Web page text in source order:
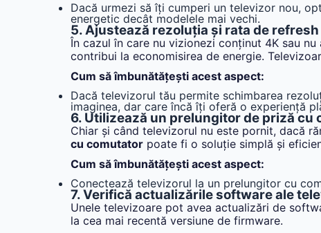
Dacă urmezi să îți cumperi un televizor nou,
energetic decât modelele mai vechi.
5. Ajustează rezoluția și rata de refresh
În cazul în care nu vizionezi conținut 4K sau
contribui la economisirea de energie.
Cum să îmbunătățești acest aspect:
Dacă televizorul tău permite schimbarea
imaginea, dar care încă îți oferă o experiență
6. Utilizează un prelungitor de priză cu
Chiar și când televizorul nu este pornit, dacă
cu comutator poate fi o soluție simplă și
Cum să îmbunătățești acest aspect:
Conectează televizorul la un prelungitor cu
7. Verifică actualizările software ale
Unele televizoare pot avea actualizări de
la cea mai recentă versiune de firmware.